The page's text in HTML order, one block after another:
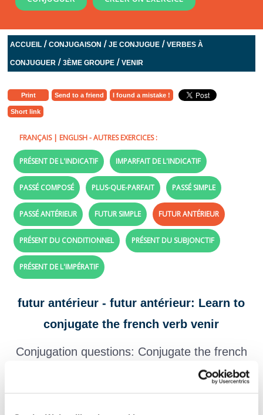
ACCUEIL /CONJUGAISON /JE CONJUGUE /VERBES À
CONJUGUER /3ÈME GROUPE /VENIR
Print Send to a friend I found a mistake !
Short link
FRANÇAIS| ENGLISH- AUTRES EXERCICES :
PRÉSENT DE L'INDICATIF IMPARFAIT DE L'INDICATIF
PASSÉ COMPOSÉ PLUS-QUE-PARFAIT PASSÉ SIMPLE
PASSÉ ANTÉRIEUR FUTUR SIMPLE FUTUR ANTÉRIEUR
PRÉSENT DU CONDITIONNEL PRÉSENT DU SUBJONCTIF
PRÉSENT DE L'IMPÉRATIF
futur antérieur - futur antérieur: Learn to
conjugate the french verb venir
Conjugation questions: Conjugate the french